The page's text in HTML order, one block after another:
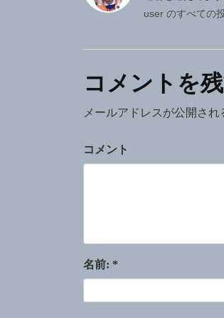
シ
ョ
ン
user のすべての
コメントを
メールアドレスが公開され
コメント
名前: *